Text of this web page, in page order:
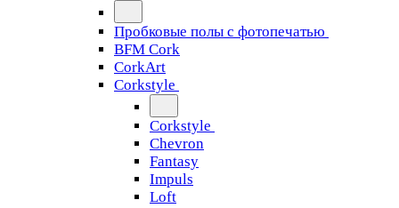
Пробковые полы с фотопечатью
BFM Cork
CorkArt
Corkstyle
Corkstyle
Chevron
Fantasy
Impuls
Loft